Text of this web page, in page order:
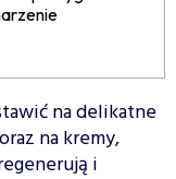
na delikatne
na kremy,
i